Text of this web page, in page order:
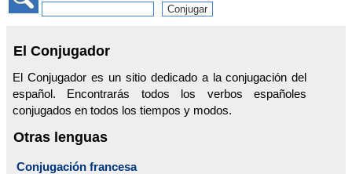
El Conjugador
El Conjugador es un sitio dedicado a la conjugación del
español. Encontrarás todos los verbos españoles
conjugados en todos los tiempos y modos.
Otras lenguas
Conjugación francesa